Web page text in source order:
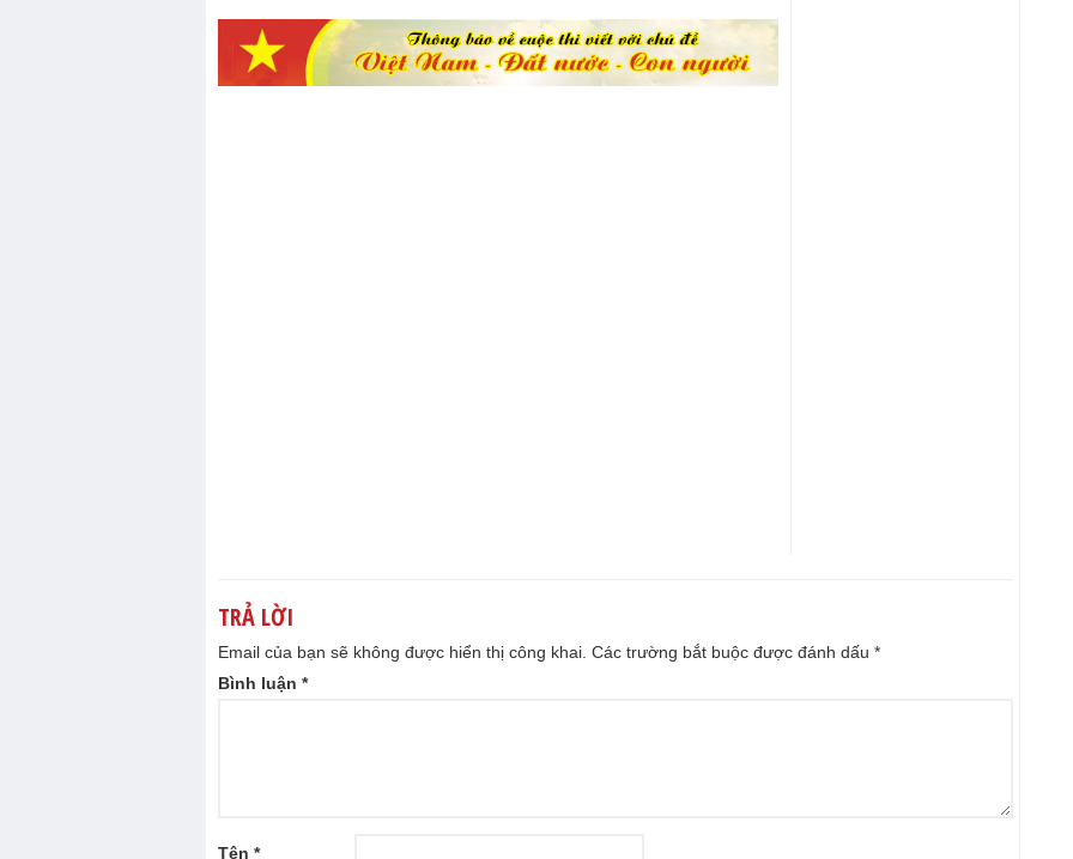
TRẢ LỜI
Email của bạn sẽ không được hiển thị công khai. Các trường bắt buộc được đánh dấu *
Bình luận *
Tên *